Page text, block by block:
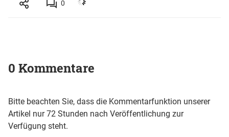
0
0 Kommentare
Bitte beachten Sie, dass die Kommentarfunktion unserer
Artikel nur 72 Stunden nach Veröffentlichung zur
Verfügung steht.